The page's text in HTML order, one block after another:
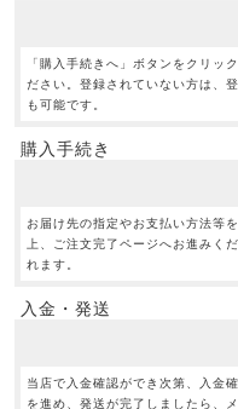
「購入手続きへ」ボタンをクリッ
ださい。登録されていない方は、
も可能です。
購入手続き
お届け先の指定やお支払い方法等
上、ご注文完了ページへお進みく
れます。
入金・発送
当店で入金確認ができ次第、入金
を進め、発送が完了しましたら、